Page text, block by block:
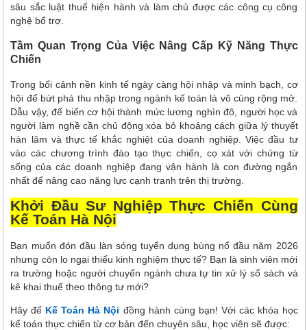
sâu sắc luật thuế hiện hành và làm chủ được các công cụ công
nghệ bổ trợ.
Tầm Quan Trọng Của Việc Nâng Cấp Kỹ Năng Thực
Chiến
Trong bối cảnh nền kinh tế ngày càng hội nhập và minh bạch, cơ
hội để bứt phá thu nhập trong ngành kế toán là vô cùng rộng mở.
Dẫu vậy, để biến cơ hội thành mức lương nghìn đô, người học và
người làm nghề cần chủ động xóa bỏ khoảng cách giữa lý thuyết
hàn lâm và thực tế khắc nghiệt của doanh nghiệp. Việc đầu tư
vào các chương trình đào tạo thực chiến, cọ xát với chứng từ
sống của các doanh nghiệp đang vận hành là con đường ngắn
nhất để nâng cao năng lực cạnh tranh trên thị trường.
Khởi Đầu Sự Nghiệp Thực Chiến Cùng
Kế Toán Hà Nội
Bạn muốn đón đầu làn sóng tuyển dụng bùng nổ đầu năm 2026
nhưng còn lo ngại thiếu kinh nghiệm thực tế? Bạn là sinh viên mới
ra trường hoặc người chuyển ngành chưa tự tin xử lý sổ sách và
kê khai thuế theo thông tư mới?
Hãy để Kế Toán Hà Nội đồng hành cùng bạn! Với các khóa học
kế toán thực chiến từ cơ bản đến chuyên sâu, học viên sẽ được: